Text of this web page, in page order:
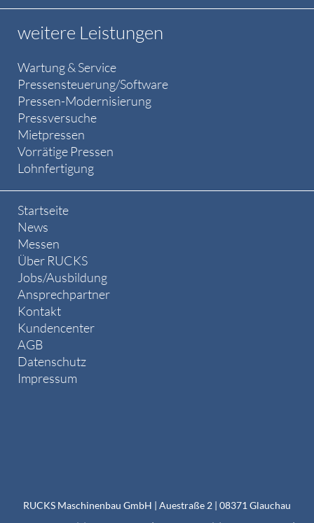
weitere Leistungen
Wartung & Service
Pressensteuerung/Software
Pressen-Modernisierung
Pressversuche
Mietpressen
Vorrätige Pressen
Lohnfertigung
Startseite
News
Messen
Über RUCKS
Jobs/Ausbildung
Ansprechpartner
Kontakt
Kundencenter
AGB
Datenschutz
Impressum
RUCKS Maschinenbau GmbH | Auestraße 2 | 08371 Glauchau